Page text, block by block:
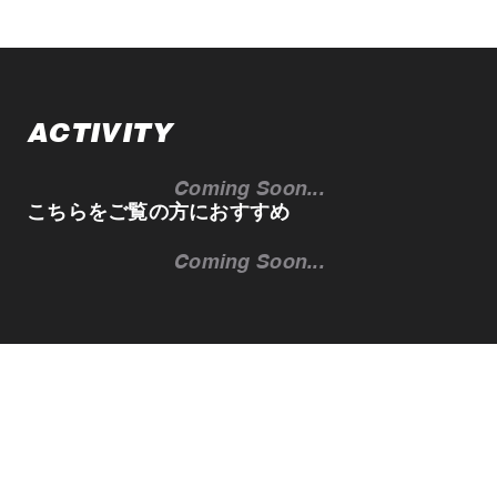
ACTIVITY
Coming Soon...
こちらをご覧の方におすすめ
Coming Soon...